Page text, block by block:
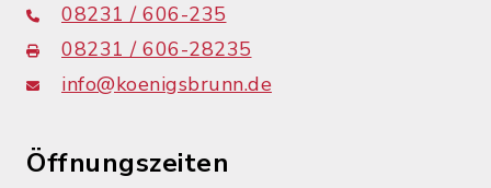
08231 / 606-235
08231 / 606-28235
info@koenigsbrunn.de
Öffnungszeiten